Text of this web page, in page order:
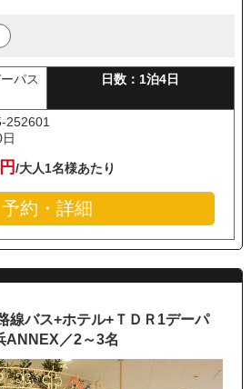
パス
日数：1泊4日
252601
/大人1名様あたり
予約・詳細
バス+ホテル+ＴＤＲ1デーパ
／2～3名